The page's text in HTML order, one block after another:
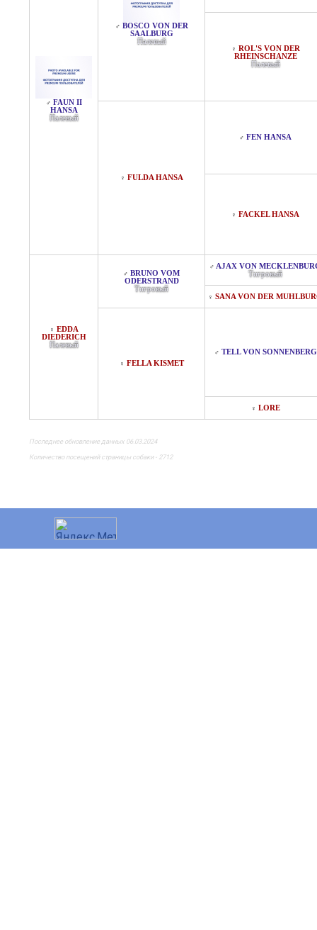
♂ FAUN II
HANSA
Палевый
♂ BOSCO VON DER
SAALBURG
Палевый
♀ ROL'S VON DER
RHEINSCHANZE
Палевый
♀ FULDA HANSA
♂ FEN HANSA
♀ FACKEL HANSA
♀ EDDA
DIEDERICH
Палевый
♂ BRUNO VOM
ODERSTRAND
Тигровый
♂ AJAX VON
Тигровый
♀ SANA VON DER
♀ FELLA KISMET
♂ TELL VON SONNENBERG
♀ LORE
Последнее обновление данных 06.03.2024
Количество посещений страницы собаки - 2712